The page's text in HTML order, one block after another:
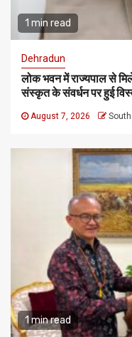
1 min read
Dehradun
लोक भवन में राज्यपाल से
संस्कृत के संवर्धन पर हुई
August 7, 2026
1 min read